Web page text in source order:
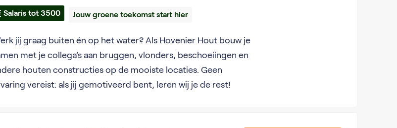
Salaris tot 3500 Jouw groene toekomst start hier
jij graag buiten én op het water? Als Hovenier Hout bouw je
met je collega’s aan bruggen, vlonders, beschoeiingen en
houten constructies op de mooiste locaties. Geen
vereist: als jij gemotiveerd bent, leren wij je de rest!